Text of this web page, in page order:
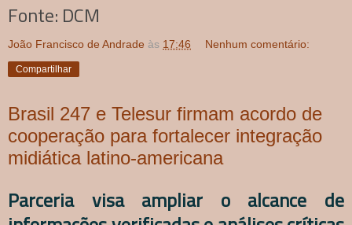
Fonte: DCM
João Francisco de Andrade às 17:46 Nenhum comentário:
Compartilhar
Brasil 247 e Telesur firmam acordo de
cooperação para fortalecer integração
midiática latino-americana
Parceria visa ampliar o alcance de